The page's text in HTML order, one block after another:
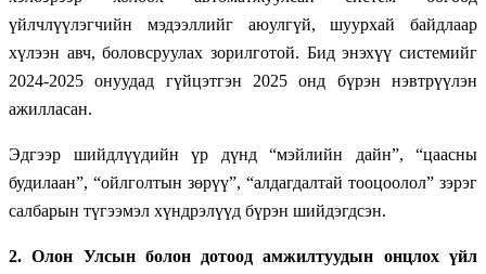
үйлчлүүлэгчийн мэдээллийг аюулгүй, шуурхай байдлаар
хүлээн авч, боловсруулах зорилготой. Бид энэхүү системийг
2024-2025 онуудад гүйцэтгэн 2025 онд бүрэн нэвтрүүлэн
ажилласан.
Эдгээр шийдлүүдийн үр дүнд “мэйлийн дайн”, “цаасны
будилаан”, “ойлголтын зөрүү”, “алдагдалтай тооцоолол” зэрэг
салбарын түгээмэл хүндрэлүүд бүрэн шийдэгдсэн.
2. Олон Улсын болон дотоод амжилтуудын онцлох үйл